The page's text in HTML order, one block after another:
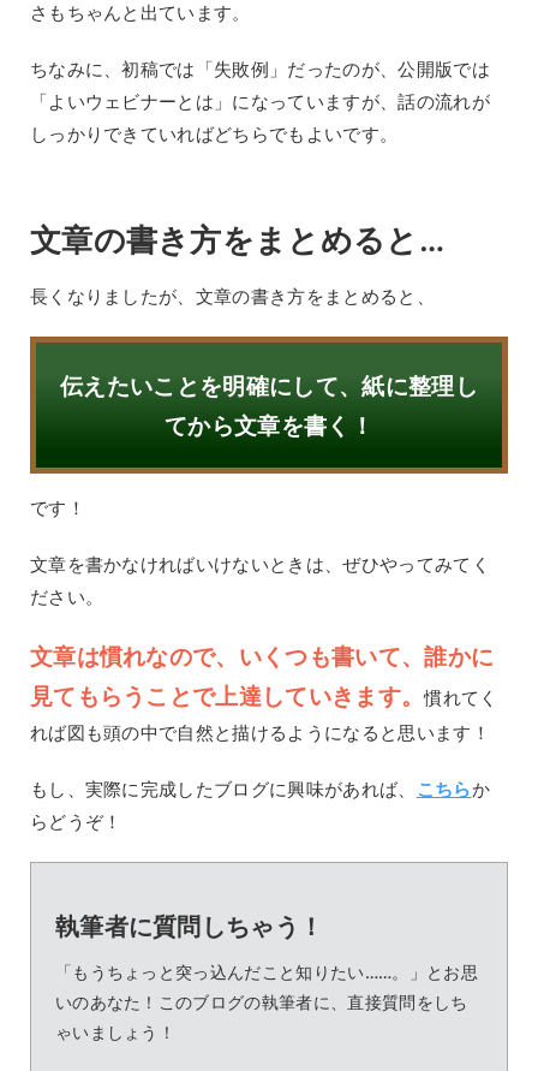
さもちゃんと出ています。
ちなみに、初稿では「失敗例」だったのが、公開版では
「よいウェビナーとは」になっていますが、話の流れが
しっかりできていればどちらでもよいです。
文章の書き方をまとめると…
長くなりましたが、文章の書き方をまとめると、
伝えたいことを明確にして、紙に整理し
てから文章を書く！
です！
文章を書かなければいけないときは、ぜひやってみてく
ださい。
文章は慣れなので、いくつも書いて、誰かに
見てもらうことで上達していきます。慣れてく
れば図も頭の中で自然と描けるようになると思います！
もし、実際に完成したブログに興味があれば、 こちらか
らどうぞ！
執筆者に質問しちゃう！
「もうちょっと突っ込んだこと知りたい……。」とお思
いのあなた！このブログの執筆者に、直接質問をしち
ゃいましょう！